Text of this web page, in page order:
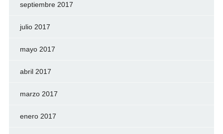
septiembre 2017
julio 2017
mayo 2017
abril 2017
marzo 2017
enero 2017